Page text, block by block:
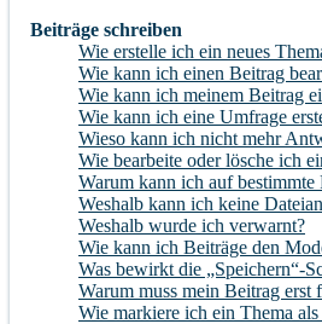
Beiträge schreiben
Wie erstelle ich ein neues
Wie kann ich einen Beitrag
Wie kann ich meinem Beitrag
Wie kann ich eine Umfrage
Wieso kann ich nicht mehr
Wie bearbeite oder lösche ich
Warum kann ich auf
Weshalb kann ich keine
Weshalb wurde ich verwarnt?
Wie kann ich Beiträge den
Was bewirkt die „Speichern“-
Warum muss mein Beitrag erst
Wie markiere ich ein Thema als